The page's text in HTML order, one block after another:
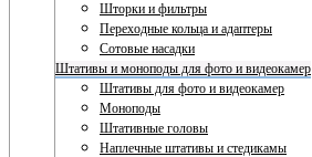
Шторки и фильтры
Переходные кольца и адаптеры
Сотовые насадки
Штативы и моноподы для фото и видеокамер
Штативы для фото и видеокамер
Моноподы
Штативные головы
Наплечные штативы и стедикамы